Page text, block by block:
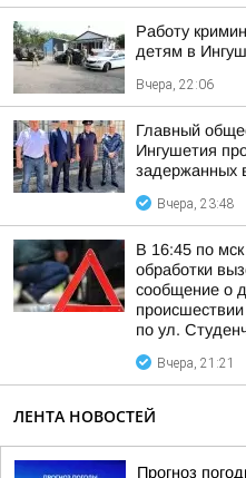
Работу
детям в
Вчера, 22:06
Главный
Ингушетия
задержанных
Вчера, 23:48
В 16:45 по
обработки
сообщение о
по ул.
Вчера, 21:21
ЛЕНТА НОВОСТЕЙ
Прогноз